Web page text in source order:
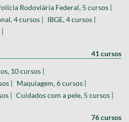
Rodoviária Federal, 5 cursos |
4 cursos | IBGE, 4 cursos |
41 cursos
10 cursos |
| Maquiagem, 6 cursos |
| Cuidados com a pele, 5 cursos |
76 cursos